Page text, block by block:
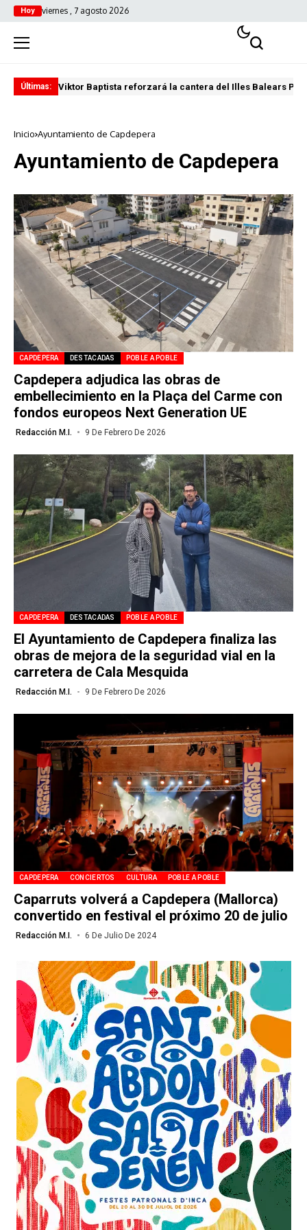
Hoy viernes , 7 agosto 2026
Últimas: Viktor Baptista reforzará la cantera del Illes Balears
Inicio Ayuntamiento de Capdepera
Ayuntamiento de Capdepera
CAPDEPERA DESTACADAS POBLE A POBLE
Capdepera adjudica las obras de
embellecimiento en la Plaça del Carme con
fondos europeos Next Generation UE
Redacción M.I. 9 De Febrero De 2026
CAPDEPERA DESTACADAS POBLE A POBLE
El Ayuntamiento de Capdepera finaliza las
obras de mejora de la seguridad vial en la
carretera de Cala Mesquida
Redacción M.I. 9 De Febrero De 2026
CAPDEPERA CONCIERTOS CULTURA POBLE A POBLE
Caparruts volverá a Capdepera (Mallorca)
convertido en festival el próximo 20 de julio
Redacción M.I. 6 De Julio De 2024